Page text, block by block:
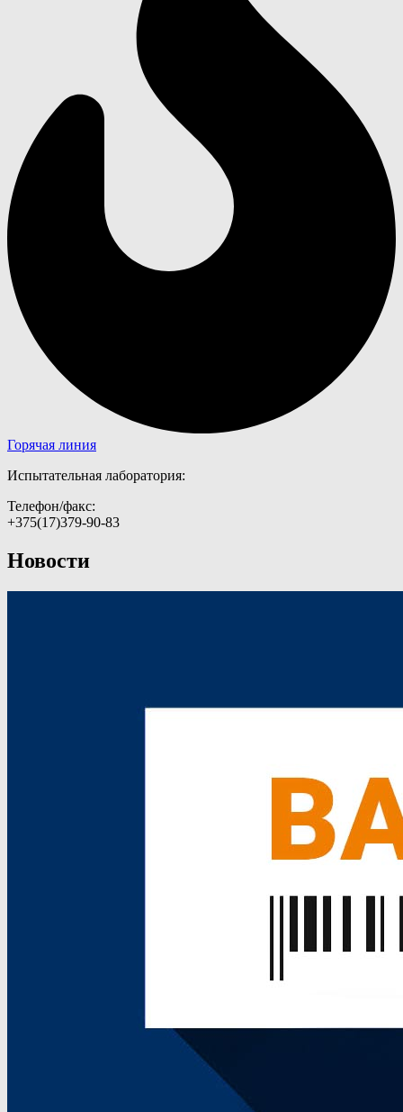
Горячая линия
Испытательная лаборатория:​
Телефон/факс:
+375(17)379-90-83
Новости